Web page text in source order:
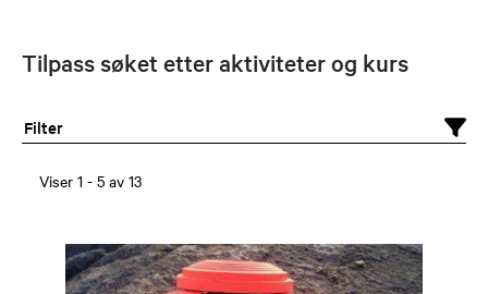
Tilpass søket etter aktiviteter og kurs
Filter
Viser 1 - 5 av 13